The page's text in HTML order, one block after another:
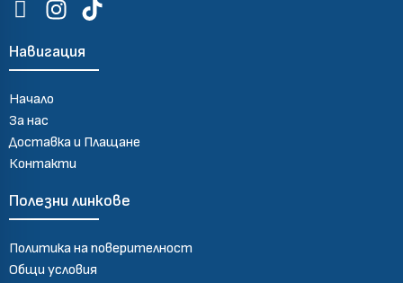
Навигация
Начало
За нас
Доставка и Плащане
Контакти
Полезни линкове
Политика на поверителност
Общи условия